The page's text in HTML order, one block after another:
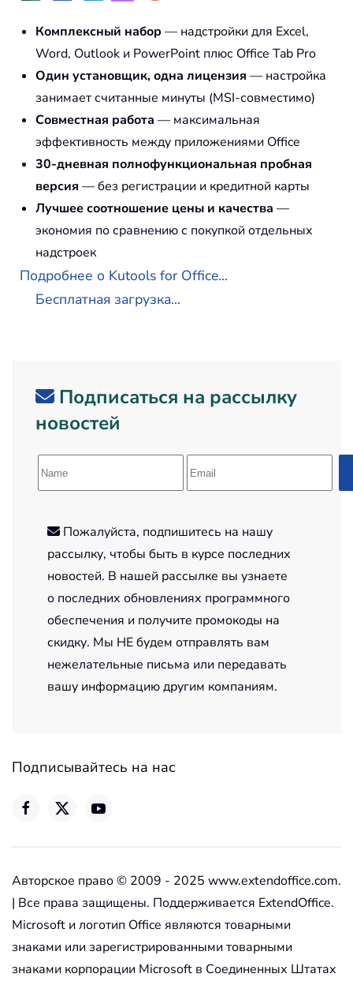
Комплексный набор — надстройки для Excel,
Word, Outlook и PowerPoint плюс Office Tab Pro
Один установщик, одна лицензия — настройка
занимает считанные минуты (MSI-совместимо)
Совместная работа — максимальная
эффективность между приложениями Office
30-дневная полнофункциональная пробная
версия — без регистрации и кредитной карты
Лучшее соотношение цены и качества —
экономия по сравнению с покупкой отдельных
надстроек
Подробнее о Kutools for Office...
Бесплатная загрузка...
Подписаться на рассылку
новостей
Пожалуйста, подпишитесь на нашу
рассылку, чтобы быть в курсе последних
новостей. В нашей рассылке вы узнаете
о последних обновлениях программного
обеспечения и получите промокоды на
скидку. Мы НЕ будем отправлять вам
нежелательные письма или передавать
вашу информацию другим компаниям.
Подписывайтесь на нас
Авторское право © 2009 - 2025 www.extendoffice.com.
| Все права защищены. Поддерживается ExtendOffice.
Microsoft и логотип Office являются товарными
знаками или зарегистрированными товарными
знаками корпорации Microsoft в Соединенных Штатах